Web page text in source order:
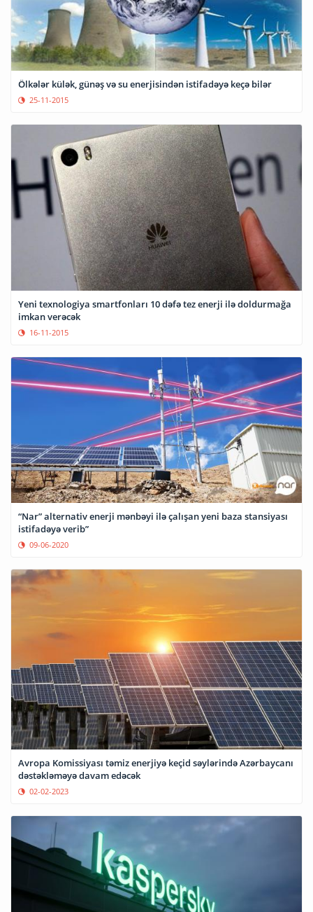
Ölkələr külək, günəş və su enerjisindən istifadəyə keçə bilər
25-11-2015
Yeni texnologiya smartfonları 10 dəfə tez enerji ilə doldurmağa
imkan verəcək
16-11-2015
“Nar” alternativ enerji mənbəyi ilə çalışan yeni baza stansiyası
istifadəyə verib”
09-06-2020
Avropa Komissiyası təmiz enerjiyə keçid səylərində Azərbaycanı
dəstəkləməyə davam edəcək
02-02-2023